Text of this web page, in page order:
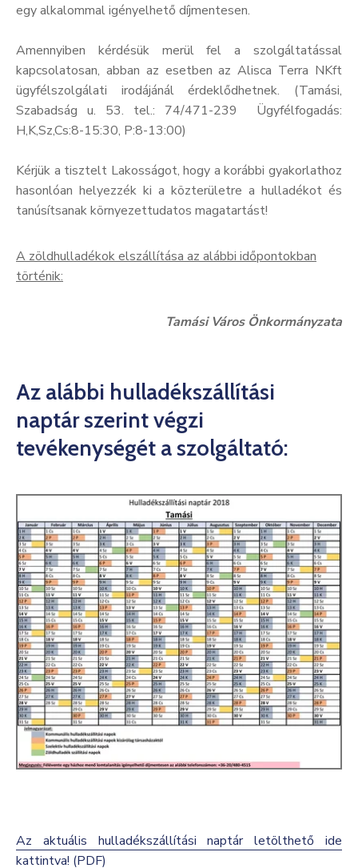
egy alkalommal igényelhető díjmentesen.
Amennyiben kérdésük merül fel a szolgáltatással
kapcsolatosan, abban az esetben az Alisca Terra NKft
ügyfélszolgálati irodájánál érdeklődhetnek. (Tamási,
Szabadság u. 53. tel.: 74/471-239 Ügyfélfogadás:
H,K,Sz,Cs:8-15:30, P:8-13:00)
Kérjük a tisztelt Lakosságot, hogy a korábbi gyakorlathoz
hasonlóan helyezzék ki a közterületre a hulladékot és
tanúsítsanak környezettudatos magatartást!
A zöldhulladékok elszállítása az alábbi időpontokban
történik:
Tamási Város Önkormányzata
Az alábbi hulladékszállítási
naptár szerint végzi
tevékenységét a szolgáltató:
Az aktuális hulladékszállítási naptár letölthető ide
kattintva! (PDF)